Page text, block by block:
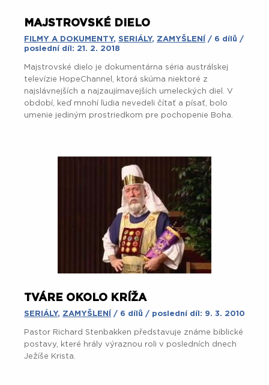
MAJSTROVSKÉ DIELO
FILMY A DOKUMENTY, SERIÁLY, ZAMYŠLENÍ
/ 6 dílů /
poslední díl: 21. 2. 2018
Majstrovské dielo je dokumentárna séria austrálskej
televízie HopeChannel, ktorá skúma niektoré z
najslávnejších a najzaujímavejších umeleckých diel. V
období, keď mnohí ľudia nevedeli čítať a písať, bolo
umenie jediným prostriedkom pre pochopenie Boha.
TVÁRE OKOLO KRÍŽA
SERIÁLY, ZAMYŠLENÍ / 6 dílů / poslední díl: 9. 3. 2010
Pastor Richard Stenbakken představuje známe biblické
postavy, které hrály výraznou roli v posledních dnech
Ježíše Krista.